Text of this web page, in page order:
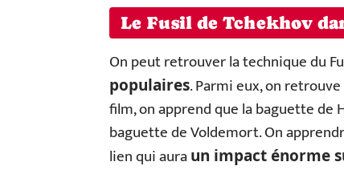
Le Fusil de Tchekhov
On peut retrouver la technique du
populaires. Parmi eux, on
film, on apprend que la baguette de
baguette de Voldemort. On
lien qui auraun impact énorme